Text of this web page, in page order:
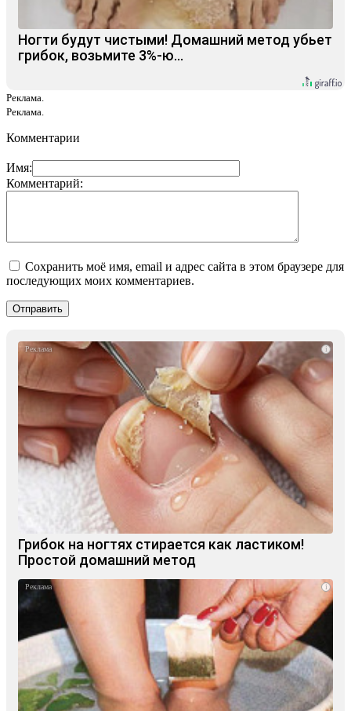
Ногти будут чистыми! Домашний метод убьет
грибок, возьмите 3%-ю…
Реклама.
Реклама.
Комментарии
Имя:
Комментарий:
Сохранить моё имя, email и адрес сайта в этом браузере для
последующих моих комментариев.
i
Грибок на ногтях стирается как ластиком!
Простой домашний метод
i